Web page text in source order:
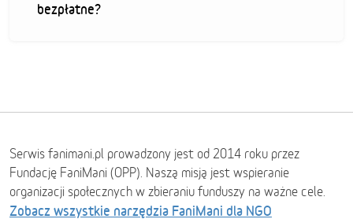
bezpłatne?
Serwis fanimani.pl prowadzony jest od 2014 roku przez
Fundację FaniMani (OPP). Naszą misją jest wspieranie
organizacji społecznych w zbieraniu funduszy na ważne cele.
Zobacz wszystkie narzędzia FaniMani dla NGO